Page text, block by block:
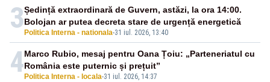
3 Politica Interna - nationala-31 iul. 2026, 13:40
Ședință extraordinară de Guvern, astăzi, la ora 14:00.
Bolojan ar putea decreta stare de urgență energetică
4 Politica Interna - locala-31 iul. 2026, 14:37
Marco Rubio, mesaj pentru Oana Țoiu: „Parteneriatul cu
România este puternic și prețuit”